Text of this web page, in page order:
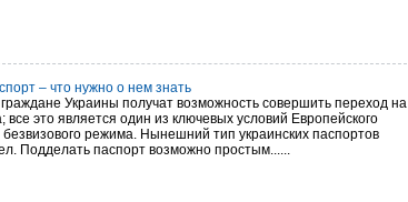
– что нужно о нем знать
Украины получат возможность совершить переход на
все это является один из ключевых условий Европейского
режима. Нынешний тип украинских паспортов
Подделать паспорт возможно простым......